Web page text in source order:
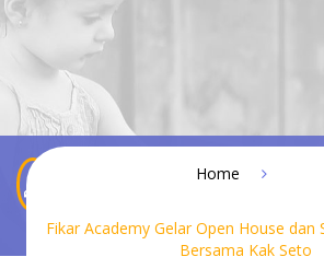
ABOUT FIKAR SCHOOL
FIKAR SCHOOL ONLINE CONTACT
Fikar Academy Gelar
Home
Fikar Academy Gelar Open House dan
Bersama Kak Seto